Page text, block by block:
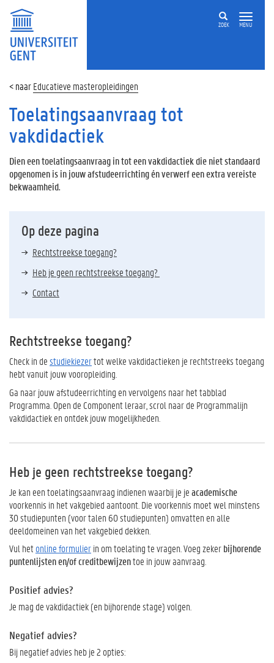
ZOEK MENU
Educatieve masteropleidingen
Toelatingsaanvraag tot
vakdidactiek
Dien een toelatingsaanvraag in tot een vakdidactiek die niet standaard
opgenomen is in jouw afstudeerrichting én verwerf een extra vereiste
bekwaamheid.
Op deze pagina
Rechtstreekse toegang?
Heb je geen rechtstreekse toegang?
Contact
Rechtstreekse toegang?
Check in destudiekiezertot welke vakdidactieken je rechtstreeks toegang
hebt vanuit jouw vooropleiding.
Ga naar jouw afstudeerrichting en vervolgens naar het tabblad
Programma. Open de Component leraar, scrol naar de Programmalijn
vakdidactiek en ontdek jouw mogelijkheden.
Heb je geen rechtstreekse toegang?
Je kan een toelatingsaanvraag indienen waarbij je jeacademische
voorkennis in het vakgebied aantoont. Die voorkennis moet wel minstens
30 studiepunten (voor talen 60 studiepunten) omvatten en alle
deeldomeinen van het vakgebied dekken.
Vul hetonline formulierin om toelating te vragen. Voeg zekerbijhorende
puntenlijsten en/of creditbewijzentoe in jouw aanvraag.
Positief advies?
Je mag de vakdidactiek (en bijhorende stage) volgen.
Negatief advies?
Bij negatief advies heb je 2 opties: